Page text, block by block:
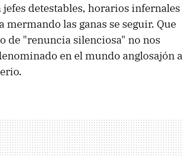
detestables, horarios infernales
mermando las ganas se seguir. Que
de "renuncia silenciosa" no nos
en el mundo anglosajón a